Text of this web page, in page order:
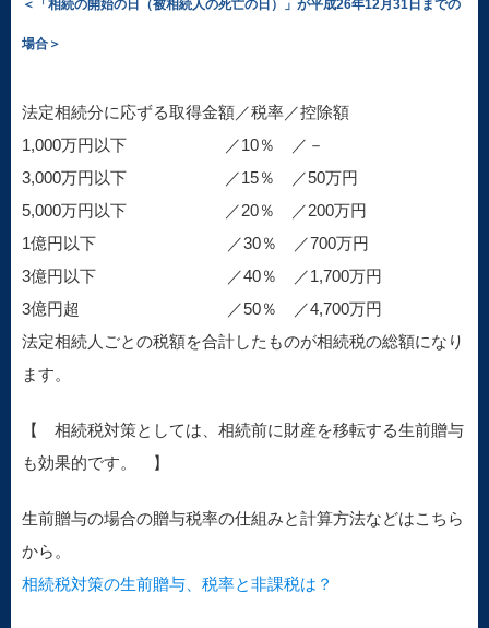
＜「相続の開始の日（被相続人の死亡の日）」が平成26年12月31日までの
場合＞
法定相続分に応ずる取得金額／税率／控除額
1,000万円以下 ／10％ ／－
3,000万円以下 ／15％ ／50万円
5,000万円以下 ／20％ ／200万円
1億円以下 ／30％ ／700万円
3億円以下 ／40％ ／1,700万円
3億円超 ／50％ ／4,700万円
法定相続人ごとの税額を合計したものが相続税の総額になり
ます。
【 相続税対策としては、相続前に財産を移転する生前贈与
も効果的です。 】
生前贈与の場合の贈与税率の仕組みと計算方法などはこちら
から。
相続税対策の生前贈与、税率と非課税は？